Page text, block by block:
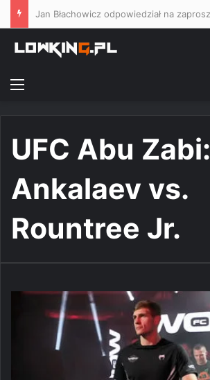
Menu
UFC Abu Zabi:
Ankalaev vs.
Rountree Jr.